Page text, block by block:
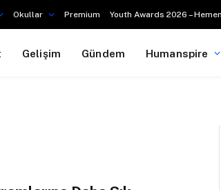
Okullar Premium Youth Awards 2026 –
Gelişim Gündem Humanspire